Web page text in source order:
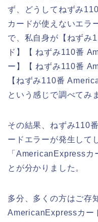
ず、どうしてねずみ
カードが使えないエラ
で、私自身が【ねずみ
ド】【 ねずみ110番
ー】【 ねずみ110番
【ねずみ110番
という感じで調べてみ
その結果、ねずみ110
ードエラーが発生して
「AmericanExpressカ
とが分かりました。
多分、多くの方はご存
AmericanExpressカー